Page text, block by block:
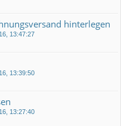
hinterlegen
13:47:27
13:39:50
13:27:40